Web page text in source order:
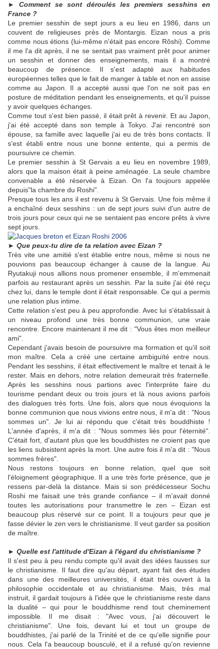
► Comment se sont déroulés les premiers sesshins en
France ?
Le premier sesshin de sept jours a eu lieu en 1986, dans un
couvent de religieuses près de Montargis. Eizan nous a pris
comme nous étions (lui-même n'était pas encore Rôshi). Comme
il me l'a dit après, il ne se sentait pas vraiment prêt pour animer
un sesshin et donner des enseignements, mais il a montré
beaucoup de présence. Il s'est adapté aux habitudes
européennes telles que le fait de manger à table et non en assise
comme au Japon. Il a accepté aussi que l'on ne soit pas en
posture de méditation pendant les enseignements, et qu'il puisse
y avoir quelques échanges.
Comme tout s'est bien passé, il était prêt à revenir. Et au Japon,
j'ai été accepté dans son temple à Tokyo. J'ai rencontré son
épouse, sa famille avec laquelle j'ai eu de très bons contacts. Il
s'est établi entre nous une bonne entente, qui a permis de
poursuivre ce chemin.
Le premier sesshin à St Gervais a eu lieu en novembre 1989,
alors que la maison était à peine aménagée. La seule chambre
convenable a été réservée à Eizan. On l'a toujours appelée
depuis"la chambre du Roshi".
Presque tous les ans il est revenu à St Gervais. Une fois même il
a enchaîné deux sesshins : un de sept jours suivi d'un autre de
trois jours pour ceux qui ne se sentaient pas encore prêts à vivre
sept jours.
► Que peux-tu dire de ta relation avec Eizan ?
Très vite une amitié s'est établie entre nous, même si nous ne
pouvions pas beaucoup échanger à cause de la langue. Au
Ryutakuji nous allions nous promener ensemble, il m'emmenait
parfois au restaurant après un sesshin. Par la suite j'ai été reçu
chez lui, dans le temple dont il était responsable. Ce qui a permis
une relation plus intime.
Cette relation s'est peu à peu approfondie. Avec lui s'établissait à
un niveau profond une très bonne communion, une vraie
rencontre. Encore maintenant il me dit : "Vous êtes mon meilleur
ami".
Cependant j'avais besoin de poursuivre ma formation et qu'il soit
mon maître. Cela a créé une certaine ambiguïté entre nous.
Pendant les sesshins, il était effectivement le maître et tenait à le
rester. Mais en dehors, notre relation demeurait très fraternelle.
Après les sesshins nous partions avec l'interprète faire du
tourisme pendant deux ou trois jours et là nous avions parfois
des dialogues très forts. Une fois, alors que nous évoquions la
bonne communion que nous vivions entre nous, il m'a dit : "Nous
sommes un". Je lui ai répondu que c'était très bouddhiste !
L'année d'après, il m'a dit : "Nous sommes liés pour l'éternité".
C'était fort, d'autant plus que les bouddhistes ne croient pas que
les liens subsistent après la mort. Une autre fois il m'a dit : "Nous
sommes frères".
Nous restons toujours en bonne relation, quel que soit
l'éloignement géographique. Il a une très forte présence, que je
ressens par-delà la distance. Mais si son prédécesseur Sochu
Roshi me faisait une très grande confiance – il m'avait donné
toutes les autorisations pour transmettre le zen – Eizan est
beaucoup plus réservé sur ce point. Il a toujours peur que je
fasse dévier le zen vers le christianisme. Il veut garder sa position
de maître.
► Quelle est l'attitude d'Eizan à l'égard du christianisme ?
Il s'est peu à peu rendu compte qu'il avait des idées fausses sur
le christianisme. Il faut dire qu'au départ, ayant fait des études
dans une des meilleures universités, il était très ouvert à la
philosophie occidentale et au christianisme. Mais, très mal
instruit, il gardait toujours à l'idée que le christianisme reste dans
la dualité – qui pour le bouddhisme rend tout cheminement
impossible. Il me disait : "Avec vous, j'ai découvert le
christianisme". Une fois, devant lui et tout un groupe de
bouddhistes, j'ai parlé de la Trinité et de ce qu'elle signifie pour
nous. Cela l'a beaucoup bousculé, et il a refusé qu'on revienne